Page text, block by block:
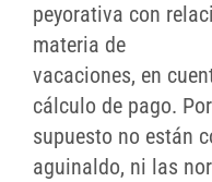
peyorativa con
materia de
vacaciones, en
cálculo de pago. Por
supuesto no están
aguinaldo, ni las